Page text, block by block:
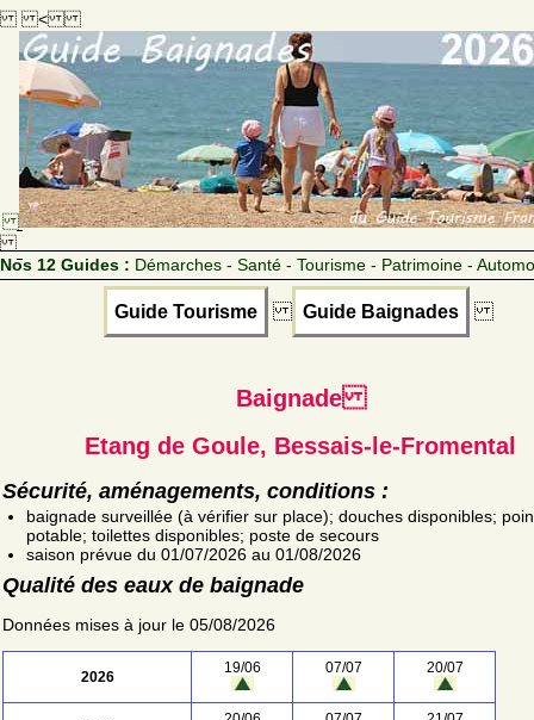
<
Nos 12 Guides : Démarches - Santé - Tourisme - Patrimoine -
Guide Tourisme Guide Baignades
Baignade
Etang de Goule, Bessais-le-Fromental
Sécurité, aménagements, conditions :
baignade surveillée (à vérifier sur place); douches disponibles;
potable; toilettes disponibles; poste de secours
saison prévue du 01/07/2026 au 01/08/2026
Qualité des eaux de baignade
Données mises à jour le 05/08/2026
2026
19/06 07/07 20/07